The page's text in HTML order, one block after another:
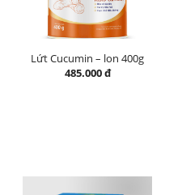
Lứt Cucumin – lon 400g
485.000 đ